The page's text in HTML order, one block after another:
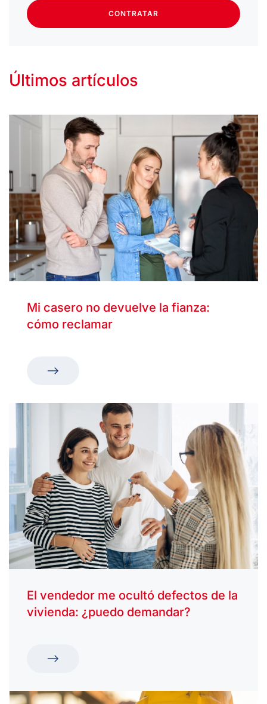
CONTRATAR
Últimos artículos
Mi casero no devuelve la fianza:
cómo reclamar
El vendedor me ocultó defectos de la
vivienda: ¿puedo demandar?